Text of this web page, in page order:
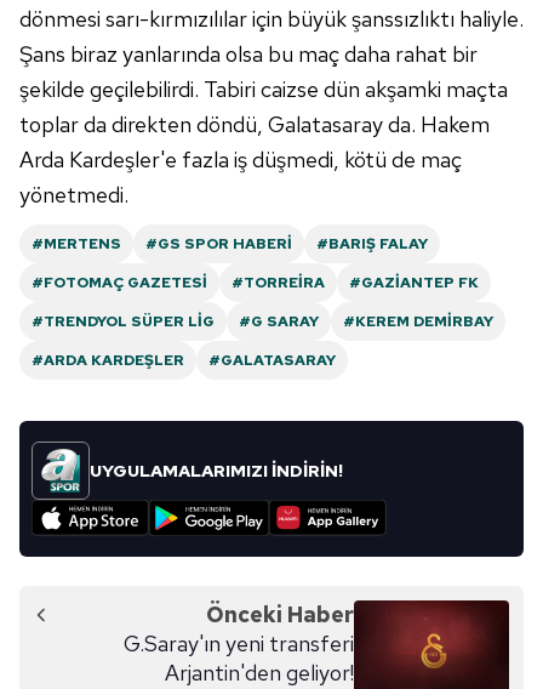
dönmesi sarı-kırmızılılar için büyük şanssızlıktı haliyle.
Şans biraz yanlarında olsa bu maç daha rahat bir
şekilde geçilebilirdi. Tabiri caizse dün akşamki maçta
toplar da direkten döndü, Galatasaray da. Hakem
Arda Kardeşler'e fazla iş düşmedi, kötü de maç
yönetmedi.
#MERTENS #GS SPOR HABERI
#BARIŞ FALAY
#FOTOMAÇ GAZETESI
#TORREIRA
#GAZIANTEP FK
#TRENDYOL SÜPER LIG
#G SARAY
#KEREM DEMIRBAY
#ARDA KARDEŞLER
#GALATASARAY
UYGULAMALARIMIZI İNDİRİN!
Önceki Haber
G.Saray'ın yeni transferi
Arjantin'den geliyor!